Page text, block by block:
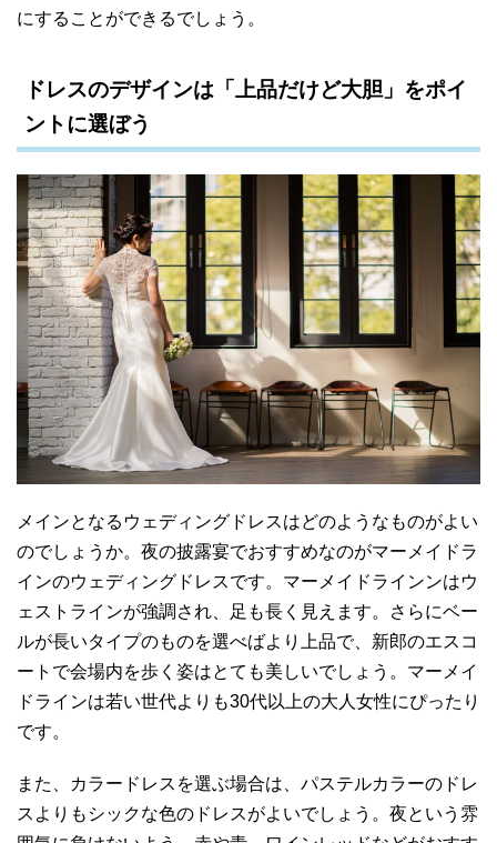
にすることができるでしょう。
ドレスのデザインは「上品だけど大胆」をポイ
ントに選ぼう
メインとなるウェディングドレスはどのようなものがよい
のでしょうか。夜の披露宴でおすすめなのがマーメイドラ
インのウェディングドレスです。マーメイドラインンはウ
ェストラインが強調され、足も長く見えます。さらにベー
ルが長いタイプのものを選べばより上品で、新郎のエスコ
ートで会場内を歩く姿はとても美しいでしょう。マーメイ
ドラインは若い世代よりも30代以上の大人女性にぴったり
です。
また、カラードレスを選ぶ場合は、パステルカラーのドレ
スよりもシックな色のドレスがよいでしょう。夜という雰